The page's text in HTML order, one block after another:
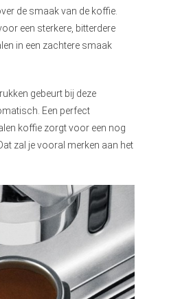
de smaak van de koffie.
een sterkere, bitterdere
in een zachtere smaak
gebeurt bij deze
Een perfect
koffie zorgt voor een nog
Dat zal je vooral merken aan het